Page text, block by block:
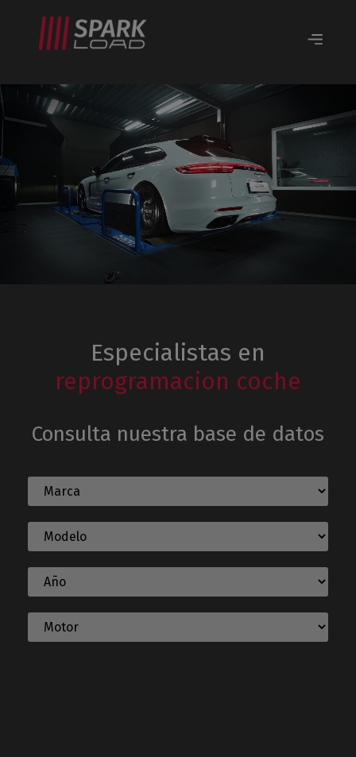
Especialistas en
reprogramacion coche
Consulta nuestra base de datos